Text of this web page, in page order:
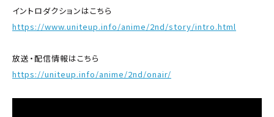
イントロダクションはこちら
https://www.uniteup.info/anime/2nd/story/intro.html
放送・配信情報はこちら
https://uniteup.info/anime/2nd/onair/